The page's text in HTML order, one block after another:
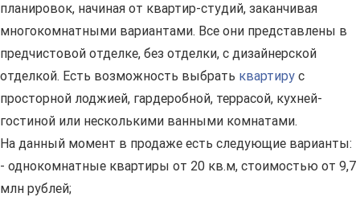
планировок, начиная от квартир-студий, заканчивая
многокомнатными вариантами. Все они представлены в
предчистовой отделке, без отделки, с дизайнерской
отделкой. Есть возможность выбрать квартиру с
просторной лоджией, гардеробной, террасой, кухней-
гостиной или несколькими ванными комнатами.
На данный момент в продаже есть следующие варианты:
- однокомнатные квартиры от 20 кв.м, стоимостью от 9,7
млн рублей;